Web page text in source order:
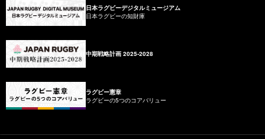
日本ラグビーデジタルミュージアム
日本ラグビーの知財庫
中期戦略計画 2025-2028
ラグビー憲章
ラグビーの5つのコアバリュー